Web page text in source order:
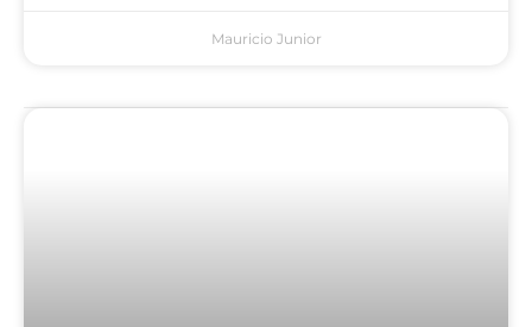
Mauricio Junior